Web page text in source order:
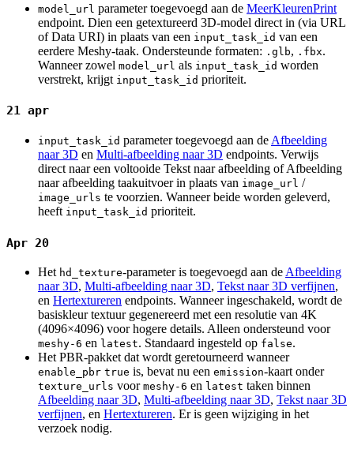
model_url parameter toegevoegd aan de MeerKleurenPrint
endpoint. Dien een getextureerd 3D-model direct in (via URL
of Data URI) in plaats van een input_task_id van een
eerdere Meshy-taak. Ondersteunde formaten: .glb, .fbx.
Wanneer zowel model_url als input_task_id worden
verstrekt, krijgt input_task_id prioriteit.
21 apr
input_task_id parameter toegevoegd aan de Afbeelding
naar 3D en Multi-afbeelding naar 3D endpoints. Verwijs
direct naar een voltooide Tekst naar afbeelding of Afbeelding
naar afbeelding taakuitvoer in plaats van image_url /
image_urls te voorzien. Wanneer beide worden geleverd,
heeft input_task_id prioriteit.
Apr 20
Het hd_texture-parameter is toegevoegd aan deAfbeelding
naar 3D, Multi-afbeelding naar 3D, Tekst naar 3D verfijnen,
en Hertextureren endpoints. Wanneer ingeschakeld, wordt de
basiskleur textuur gegenereerd met een resolutie van 4K
(4096×4096) voor hogere details. Alleen ondersteund voor
meshy-6 en latest. Standaard ingesteld op false.
Het PBR-pakket dat wordt geretourneerd wanneer
enable_pbr true is, bevat nu een emission-kaart onder
texture_urls voor meshy-6 en latest taken binnen
Afbeelding naar 3D, Multi-afbeelding naar 3D, Tekst naar 3D
verfijnen, en Hertextureren. Er is geen wijziging in het
verzoek nodig.